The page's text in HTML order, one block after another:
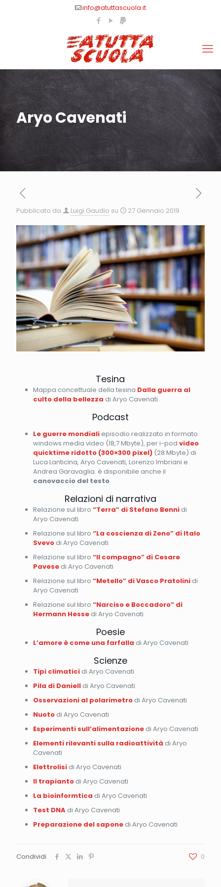
info@atuttascuola.it
Aryo Cavenati
Pubblicato da Luigi Gaudio su 27 Gennaio 2019
Tesina
Mappa concettuale della tesina Dalla guerra al
culto della bellezza di Aryo Cavenati
Podcast
Le guerre mondialiepisodio realizzato in formato
windows media video (18,7 Mbyte), per i-pod video
quicktime ridotto (300×300 pixel)(28 Mbyte) di
Luca Lanticina, Aryo Cavenati, Lorenzo Imbriani e
Andrea Garavaglia. è disponibile anche il
canovaccio del testo
Relazioni di narrativa
Relazione sul libro “Terra” di Stefano Bennidi
Aryo Cavenati
Relazione sul libro “La coscienza di Zeno” di Italo
Svevodi Aryo Cavenati
Relazione sul libro “Il compagno” di Cesare
Pavesedi Aryo Cavenati
Relazione sul libro “Metello” di Vasco Pratolinidi
Aryo Cavenati
Relazione sul libro “Narciso e Boccadoro” di
Hermann Hessedi Aryo Cavenati
Poesie
L’amore è come una farfalla di Aryo Cavenati
Scienze
Tipi climaticidi Aryo Cavenati
Pila di Danielldi Aryo Cavenati
Osservazioni al polarimetrodi Aryo Cavenati
Nuotodi Aryo Cavenati
Esperimenti sull’alimentazionedi Aryo Cavenati
Elementi rilevanti sulla radioattività di Aryo
Cavenati
Elettrolisidi Aryo Cavenati
Il trapiantodi Aryo Cavenati
La bioinformtica di Aryo Cavenati
Test DNAdi Aryo Cavenati
Preparazione del saponedi Aryo Cavenati
Condividi 0